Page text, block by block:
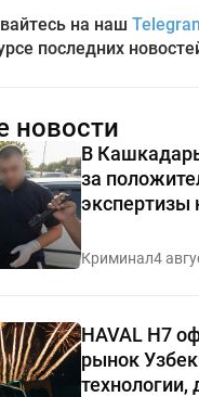
на наш
последних
новости
В
за
Криминал4
HAVAL H7
рынок
технологии,